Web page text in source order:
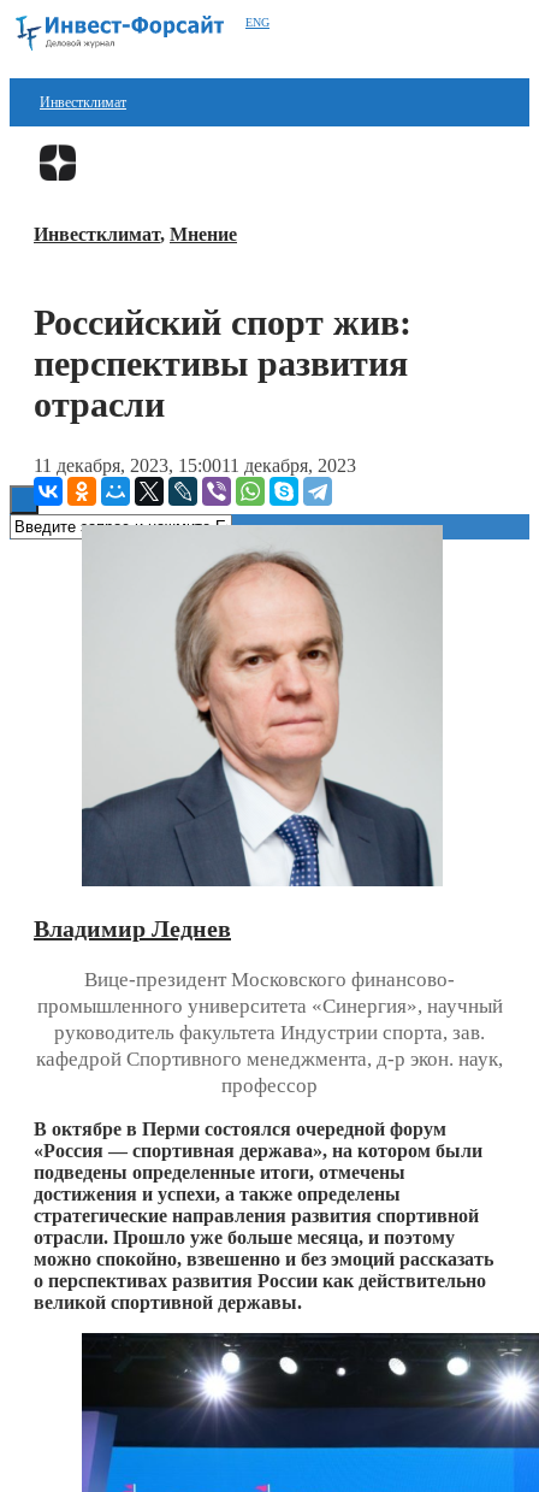
ENG
Инвестклимат
Финансы
Блокчейн
Инвестклимат, Мнение
Российский спорт жив:
перспективы развития
отрасли
11 декабря, 2023, 15:0011 декабря, 2023
Владимир Леднев
Вице-президент Московского финансово-
промышленного университета «Синергия», научный
руководитель факультета Индустрии спорта, зав.
кафедрой Спортивного менеджмента, д-р экон. наук,
профессор
В октябре в Перми состоялся очередной форум
«Россия — спортивная держава», на котором были
подведены определенные итоги, отмечены
достижения и успехи, а также определены
стратегические направления развития спортивной
отрасли. Прошло уже больше месяца, и поэтому
можно спокойно, взвешенно и без эмоций рассказать
о перспективах развития России как действительно
великой спортивной державы.